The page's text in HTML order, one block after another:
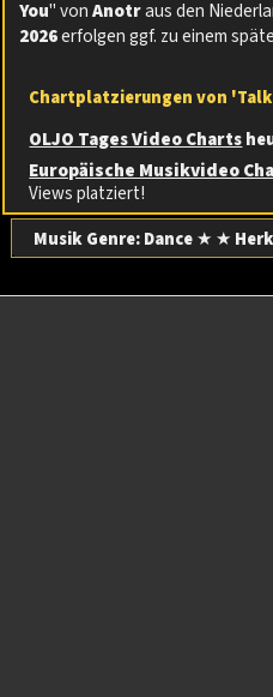
You" vonAnotraus den
2026erfolgen ggf. zu einem
Chartplatzierungen von 'Talk
OLJO Tages Video Charts
Europäische Musikvideo
Views platziert!
Musik Genre: Dance★ ★